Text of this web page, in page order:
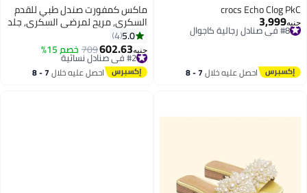
crocs Echo Clog PkC
جنيه3,999#8 في صنادل رجالية كاجوال
توصيل مجاني
احصل عليه خلال 7 - 8
ماكس كمفورت صندل طبي للقدم
السكري, مريح لمرضى السكري, جلد
صناعي مبطن,حزام لاصق قابل
للتعديل,نعل طبي مريح للاستخدام
اليومي,اسود
5.0
4
جنيه602.63
709 خصم 15% #2 في صنادل نسائية
توصيل مجاني
#2 في صنادل نسائية احصل عليه خلال 7 - 8